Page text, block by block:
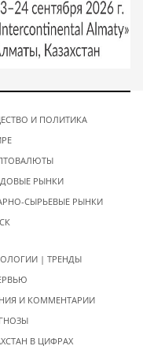
И ПОЛИТИКА
РЫНКИ
СЫРЬЕВЫЕ РЫНКИ
| ТРЕНДЫ
И КОММЕНТАРИИ
В ЦИФРАХ